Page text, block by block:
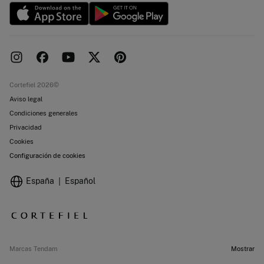
Nuevas tiendas
Objetivos desarrollo sostenibilidad
Cortefiel 2026©
Aviso legal
Condiciones generales
Privacidad
Cookies
Configuración de cookies
España Español
Marcas Tendam Mostrar